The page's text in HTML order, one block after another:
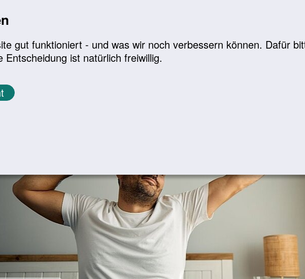
gut funktioniert - und was wir noch verbessern können. Dafür
ist natürlich freiwillig.
für einen gesunden Schlaf